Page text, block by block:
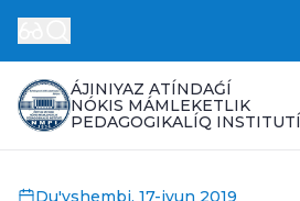
ÁJINIYAZ ATÍNDAǴÍ
NÓKIS MÁMLEKETLIK
PEDAGOGIKALÍQ INSTITUTÍ
Du'yshembi, 17-iyun 2019